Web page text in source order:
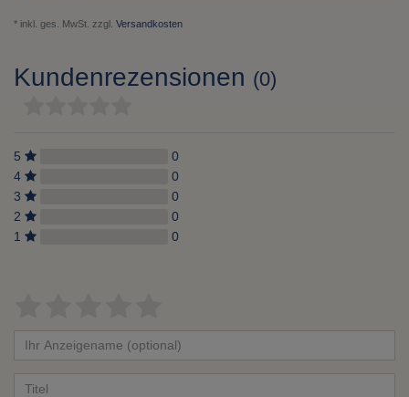
* inkl. ges. MwSt. zzgl. Versandkosten
Kundenrezensionen (0)
5
0
4
0
3
0
2
0
1
0
von
5
von
5
von
5
von
5
von
5
Anzeigename